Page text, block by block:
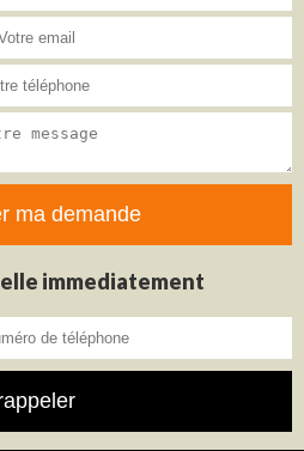
immediatement